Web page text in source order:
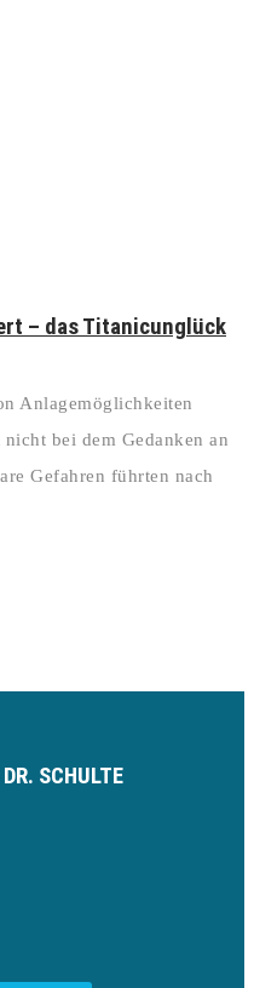
– das Titanicunglück
Anlagemöglichkeiten
bei dem Gedanken an
Gefahren führten nach
SCHULTE